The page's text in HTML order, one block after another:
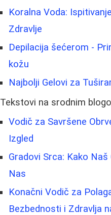
Koralna Voda:
Zdravlje
Depilacija šećerom -
kožu
Najbolji Gelovi za
Tekstovi na srodnim
Vodič za Savršene
Izgled
Gradovi Srca: Kako
Nas
Konačni Vodič za
Bezbednosti i Zdravlja